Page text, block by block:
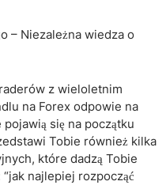
– Niezależna wiedza o
z wieloletnim
na Forex odpowie na
się na początku
Tobie również kilka
które dadzą Tobie
najlepiej rozpocząć